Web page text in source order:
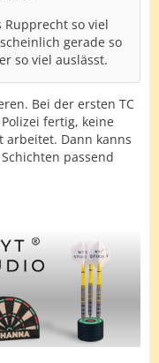
so viel
gerade so
so viel auslässt.
Bei der ersten TC
fertig, keine
arbeitet. Dann kanns
passend